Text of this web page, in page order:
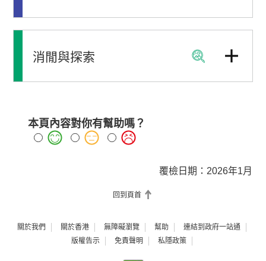
消閒與探索
本頁內容對你有幫助嗎？
覆檢日期：2026年1月
回到頁首
關於我們 關於香港 無障礙瀏覽 幫助
連結到政府一站通
版權告示
免責聲明 私隱政策